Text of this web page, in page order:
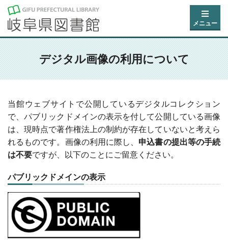
メニュー
デジタル画像の利用について
当館ウェブサイトで公開しているデジタルコレクション
で、パブリックドメインの表示を付して公開している画像
は、現時点で著作権法上の制約が存在していないと考えら
れるものです。画像の利用に際し、 申込書の提出等の手続
は不要ですが、以下のことにご留意ください。
パブリックドメインの表示